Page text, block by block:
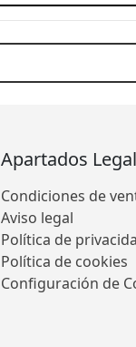
Apartados
Condiciones de
Aviso legal
Política de
Política de cookies
Configuración de